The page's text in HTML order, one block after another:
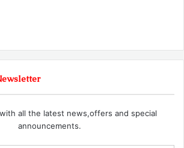
all the latest news,offers and special
announcements.